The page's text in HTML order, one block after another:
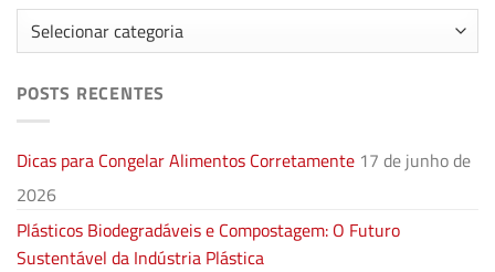
Categorias
POSTS RECENTES
Dicas para Congelar Alimentos Corretamente 17 de junho de
2026
Plásticos Biodegradáveis e Compostagem: O Futuro
Sustentável da Indústria Plástica